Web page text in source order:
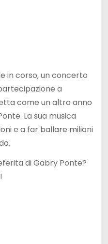
in corso, un concerto
a
come un altro anno
La sua musica
e a far ballare milioni
di Gabry Ponte?